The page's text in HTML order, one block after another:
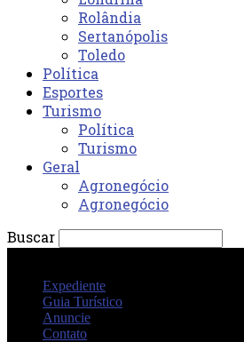
Rolândia
Sertanópolis
Toledo
Política
Esportes
Turismo
Política
Turismo
Geral
Agronegócio
Agronegócio
Buscar
Expediente
Guia Turístico
Anuncie
Contato